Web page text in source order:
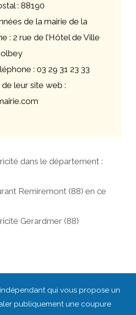
: 88190
de la mairie de la
: 2 rue de l’Hôtel de Ville
: 03 29 31 23 33
leur site web :
dans le département :
Remiremont (88) en ce
Gérardmer (88)
qui vous propose un
publiquement une coupure